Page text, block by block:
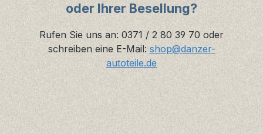
oder Ihrer Besellung?
Rufen Sie uns an: 0371 / 2 80 39 70 oder
schreiben eine E-Mail: shop@danzer-
autoteile.de